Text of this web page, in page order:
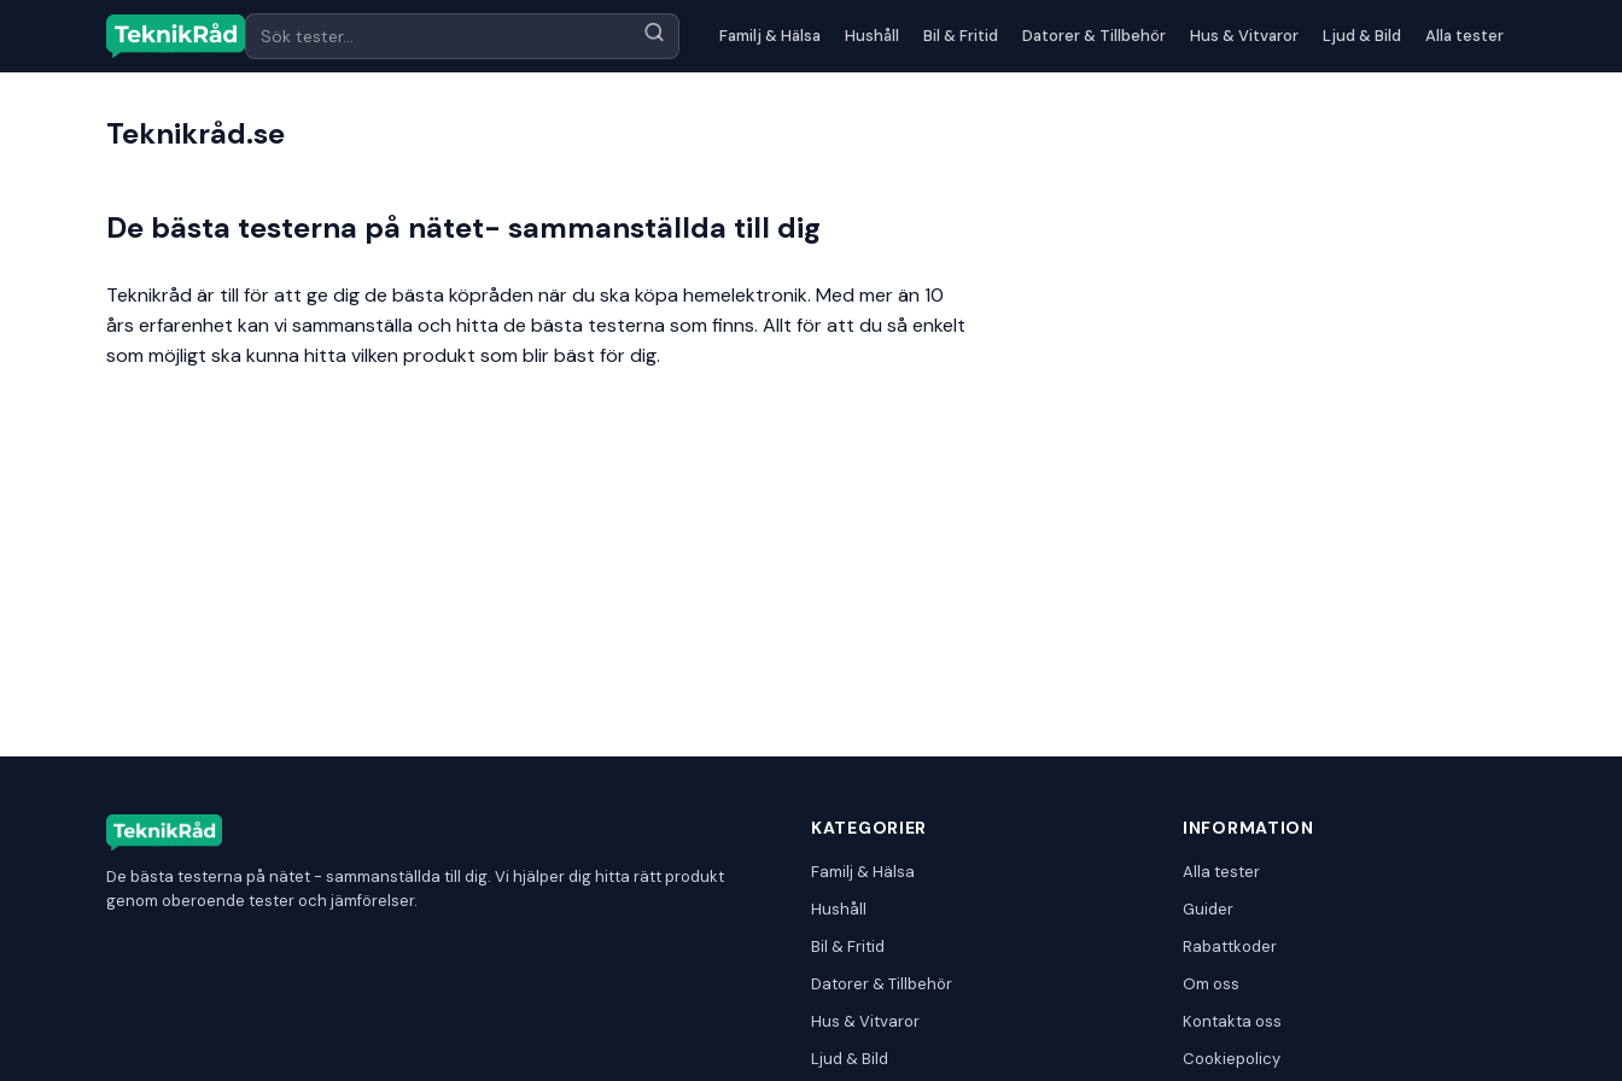
Familj & Hälsa Hushåll Bil & Fritid Datorer & Tillbehör Hus & Vitvaror Ljud & Bild Alla tester
Teknikråd.se
De bästa testerna på nätet- sammanställda till dig
Teknikråd är till för att ge dig de bästa köpråden när du ska köpa hemelektronik. Med mer än 10
års erfarenhet kan vi sammanställa och hitta de bästa testerna som finns. Allt för att du så enkelt
som möjligt ska kunna hitta vilken produkt som blir bäst för dig.
De bästa testerna på nätet - sammanställda till dig. Vi hjälper dig hitta rätt produkt
genom oberoende tester och jämförelser.
KATEGORIER
Familj & Hälsa
Hushåll
Bil & Fritid
Datorer & Tillbehör
Hus & Vitvaror
Ljud & Bild
INFORMATION
Alla tester
Guider
Rabattkoder
Om oss
Kontakta oss
Cookiepolicy